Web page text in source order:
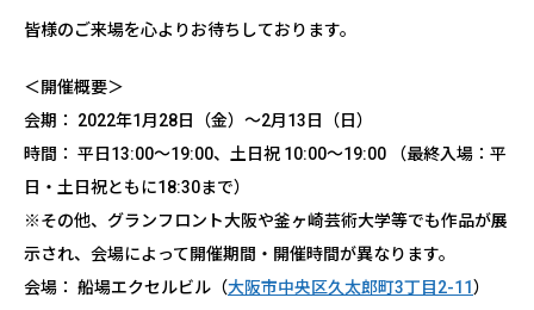
皆様のご来場を心よりお待ちしております。
＜開催概要＞
会期： 2022年1月28日（金）～2月13日（日）
時間： 平日13:00～19:00、土日祝 10:00～19:00 （最終入場：平
日・土日祝ともに18:30まで）
※その他、グランフロント大阪や釜ヶ崎芸術大学等でも作品が展
示され、会場によって開催期間・開催時間が異なります。
会場： 船場エクセルビル（大阪市中央区久太郎町3丁目2-11 ）